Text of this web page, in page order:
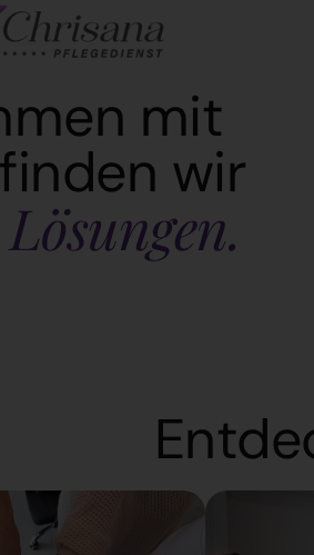
mit
wir
Lösungen.